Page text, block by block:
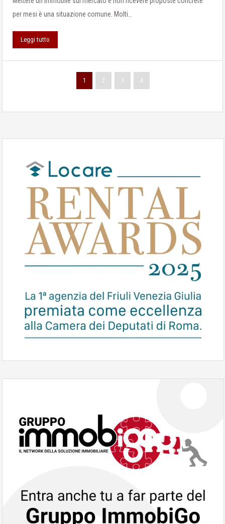
per mesi è una situazione comune. Molti…
Leggi tutto
1 2 3 4